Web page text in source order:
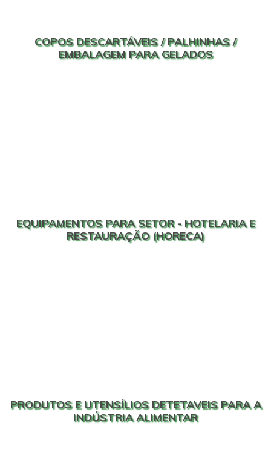
COPOS DESCARTÁVEIS / PALHINHAS /
EMBALAGEM PARA GELADOS
EQUIPAMENTOS PARA SETOR - HOTELARIA E
RESTAURAÇÃO (HORECA)
PRODUTOS E UTENSÍLIOS DETETAVEIS PARA A
INDÚSTRIA ALIMENTAR